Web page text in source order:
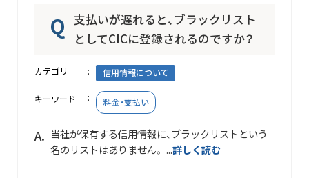
支払いが遅れると、ブラックリスト
としてCICに登録されるのですか？
カテゴリ 信用情報について
キーワード 料金・支払い
当社が保有する信用情報に、ブラックリストという
名のリストはありません。 ...詳しく読む